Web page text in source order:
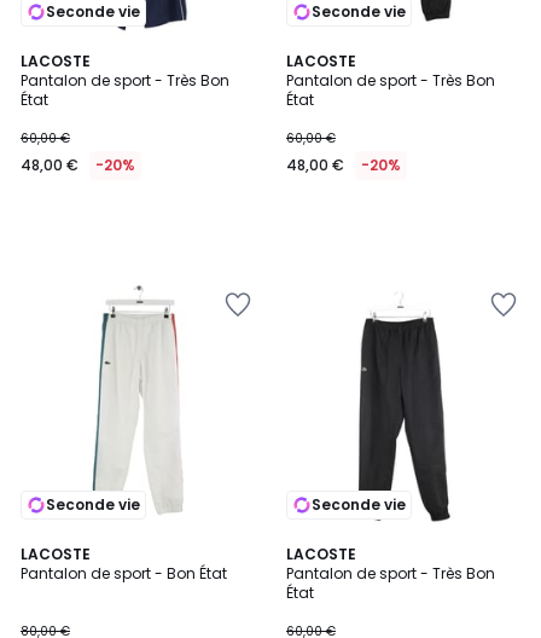
Seconde vie
LACOSTE
Pantalon de sport - Très Bon
État
60,00 €
48,00 € -20%
Seconde vie
LACOSTE
Pantalon de sport - Très Bon
État
60,00 €
48,00 € -20%
Seconde vie
LACOSTE
Pantalon de sport - Bon État
80,00 €
Seconde vie
LACOSTE
Pantalon de sport - Très Bon
État
60,00 €